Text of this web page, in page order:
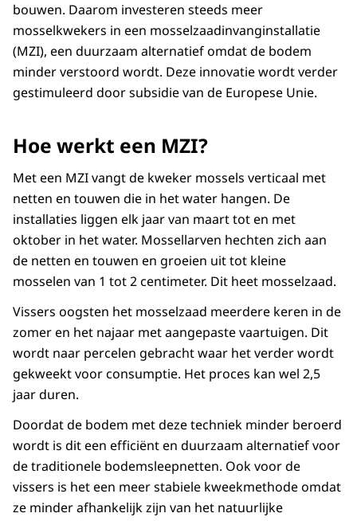
bouwen. Daarom investeren steeds meer
mosselkwekers in een mosselzaadinvanginstallatie
(MZI), een duurzaam alternatief omdat de bodem
minder verstoord wordt. Deze innovatie wordt verder
gestimuleerd door subsidie van de Europese Unie.
Hoe werkt een MZI?
Met een MZI vangt de kweker mossels verticaal met
netten en touwen die in het water hangen. De
installaties liggen elk jaar van maart tot en met
oktober in het water. Mossellarven hechten zich aan
de netten en touwen en groeien uit tot kleine
mosselen van 1 tot 2 centimeter. Dit heet mosselzaad.
Vissers oogsten het mosselzaad meerdere keren in de
zomer en het najaar met aangepaste vaartuigen. Dit
wordt naar percelen gebracht waar het verder wordt
gekweekt voor consumptie. Het proces kan wel 2,5
jaar duren.
Doordat de bodem met deze techniek minder beroerd
wordt is dit een efficiënt en duurzaam alternatief voor
de traditionele bodemsleepnetten. Ook voor de
vissers is het een meer stabiele kweekmethode omdat
ze minder afhankelijk zijn van het natuurlijke